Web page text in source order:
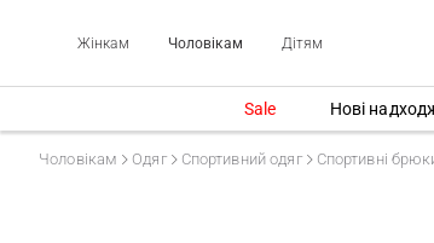
Жінкам Чоловікам Дітям
Sale Нові
Чоловікам Одяг Спортивний одяг Спортивні